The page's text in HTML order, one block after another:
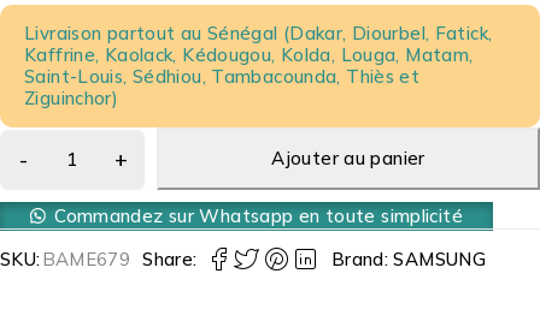
Livraison partout au Sénégal (Dakar, Diourbel, Fatick,
Kaffrine, Kaolack, Kédougou, Kolda, Louga, Matam,
Saint-Louis, Sédhiou, Tambacounda, Thiès et
Ziguinchor)
Ajouter au panier
Commandez sur Whatsapp en toute simplicité
SKU:BAME679 Share: Brand:SAMSUNG